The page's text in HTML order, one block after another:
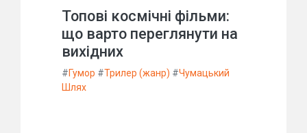
Топові космічні фільми:
що варто переглянути на
вихідних
#Гумор #Трилер (жанр) #Чумацький
Шлях